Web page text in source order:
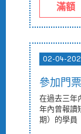
滿額
02-04-
參加門
在過去三年
年內曾報讀
期）的學員